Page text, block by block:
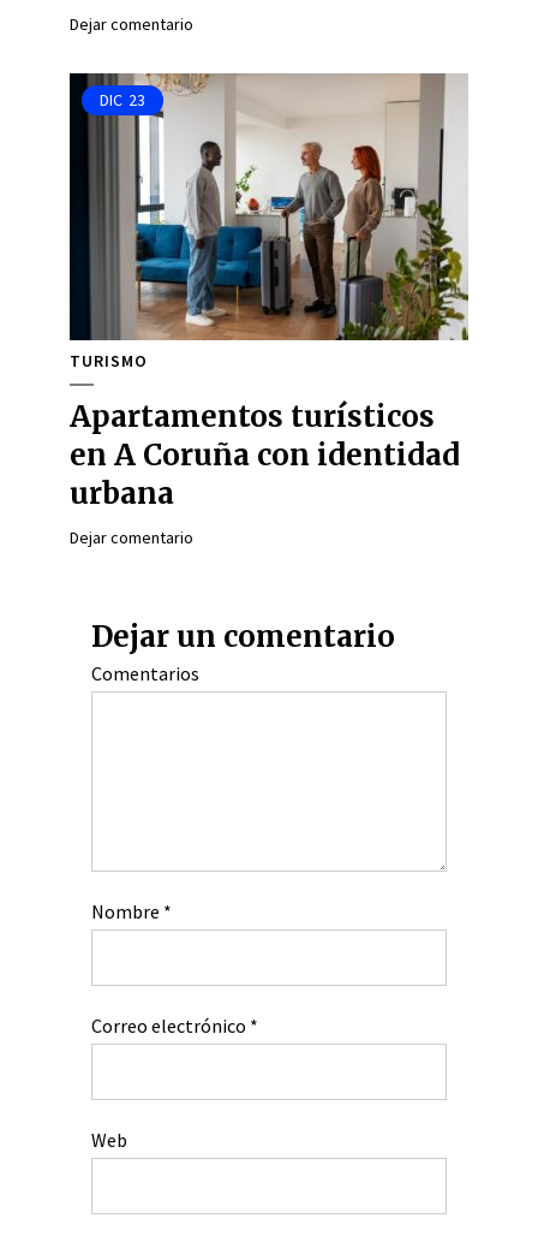
Dejar comentario
DIC 23
TURISMO
Apartamentos turísticos
en A Coruña con identidad
urbana
Dejar comentario
Dejar un comentario
Comentarios
Nombre *
Correo electrónico *
Web